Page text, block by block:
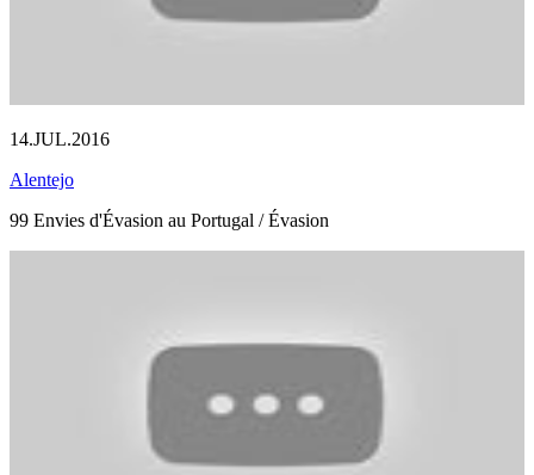
14.JUL.2016
Alentejo
99 Envies d'Évasion au Portugal / Évasion